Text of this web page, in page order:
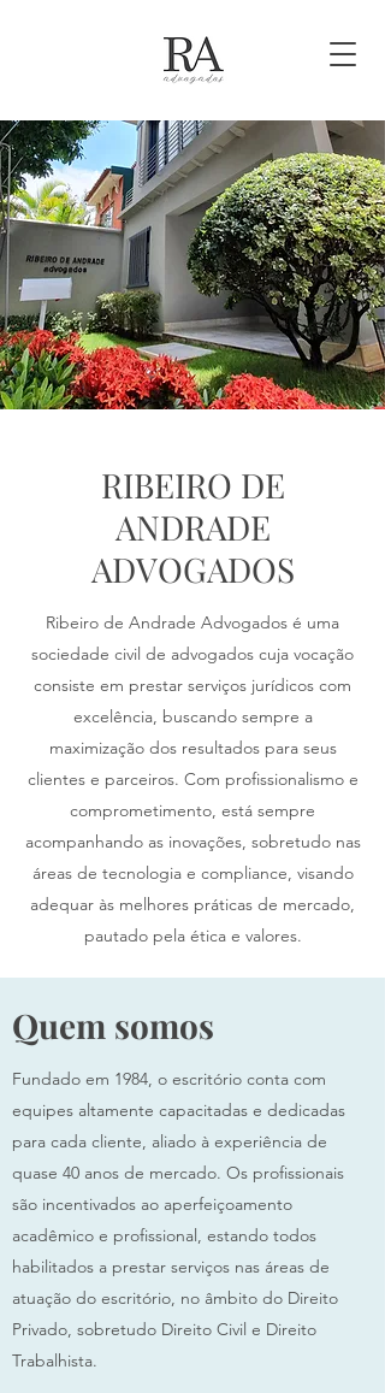
RIBEIRO DE
ANDRADE
ADVOGADOS
Ribeiro de Andrade Advogados é uma
sociedade civil de advogados cuja vocação
consiste em prestar serviços jurídicos com
excelência, buscando sempre a
maximização dos resultados para seus
clientes e parceiros. Com profissionalismo e
comprometimento, está sempre
acompanhando as inovações, sobretudo nas
áreas de tecnologia e compliance, visando
adequar às melhores práticas de mercado,
pautado pela ética e valores.
Quem somos
Fundado em 1984, o escritório conta com
equipes altamente capacitadas e dedicadas
para cada cliente, aliado à experiência de
quase 40 anos de mercado. Os profissionais
são incentivados ao aperfeiçoamento
acadêmico e profissional, estando todos
habilitados a prestar serviços nas áreas de
atuação do escritório, no âmbito do Direito
Privado, sobretudo Direito Civil e Direito
Trabalhista.